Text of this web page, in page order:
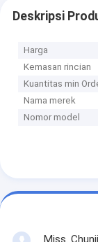
Deskripsi
Harga
Kemasan rincian
Kuantitas min
Nama merek
Nomor model
Miss.